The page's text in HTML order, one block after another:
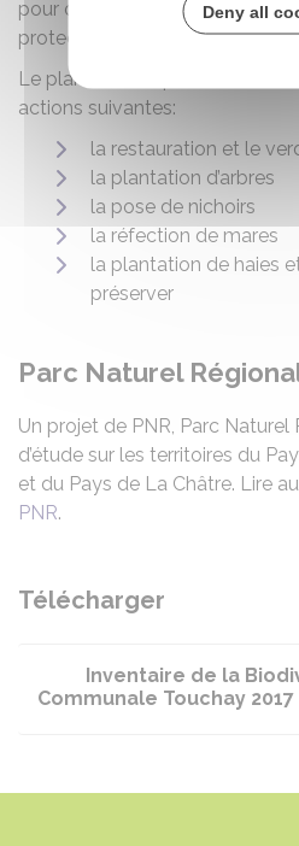
pour objectif le verdissement
protection de la biodiversité.
Le plan d’action pour les trois
actions suivantes:
la restauration et le
la plantation d’arbres
la pose de nichoirs
la réfection de mares
la plantation de haies
préserver
Parc Naturel
Un projet de PNR, Parc
d’étude sur les territoires du
et du Pays de La Châtre. Lire
PNR.
Télécharger
Inventaire de la
Communale Touchay 2017
Deny all